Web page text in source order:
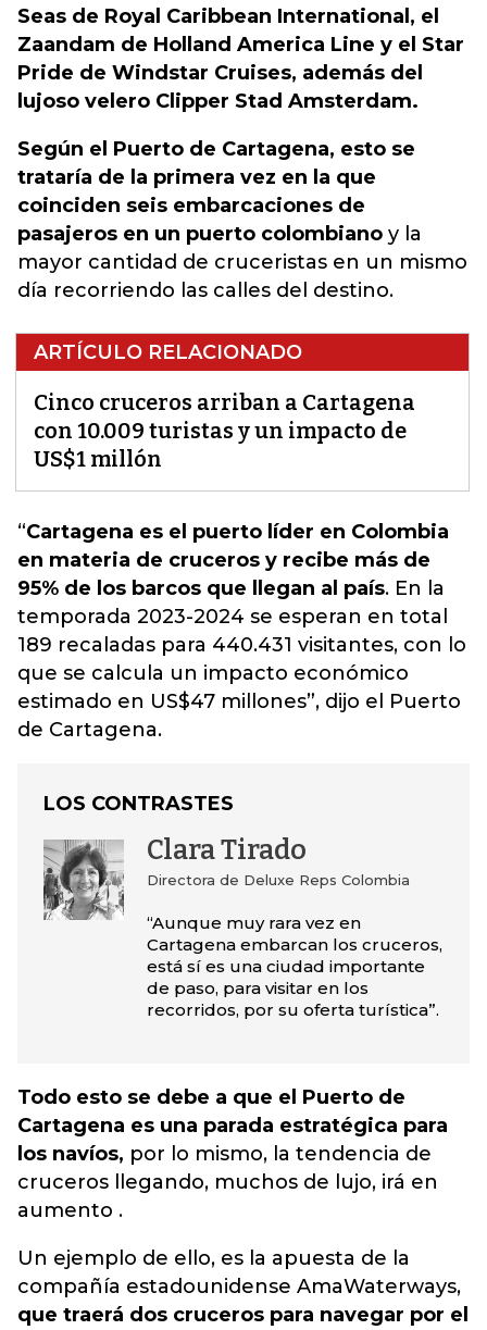
Seas de Royal Caribbean International, el
Zaandam de Holland America Line y el Star
Pride de Windstar Cruises, además del
lujoso velero Clipper Stad Amsterdam.
Según el Puerto de Cartagena, esto se
trataría de la primera vez en la que
coinciden seis embarcaciones de
pasajeros en un puerto colombiano y la
mayor cantidad de cruceristas en un mismo
día recorriendo las calles del destino.
ARTÍCULO RELACIONADO
Cinco cruceros arriban a Cartagena
con 10.009 turistas y un impacto de
US$1 millón
“Cartagena es el puerto líder en Colombia
en materia de cruceros y recibe más de
95% de los barcos que llegan al país. En la
temporada 2023-2024 se esperan en total
189 recaladas para 440.431 visitantes, con lo
que se calcula un impacto económico
estimado en US$47 millones”, dijo el Puerto
de Cartagena.
LOS CONTRASTES
Clara Tirado
Directora de Deluxe Reps Colombia
“Aunque muy rara vez en
Cartagena embarcan los cruceros,
está sí es una ciudad importante
de paso, para visitar en los
recorridos, por su oferta turística”.
Todo esto se debe a que el Puerto de
Cartagena es una parada estratégica para
los navíos, por lo mismo, la tendencia de
cruceros llegando, muchos de lujo, irá en
aumento .
Un ejemplo de ello, es la apuesta de la
compañía estadounidense AmaWaterways,
que traerá dos cruceros para navegar por el